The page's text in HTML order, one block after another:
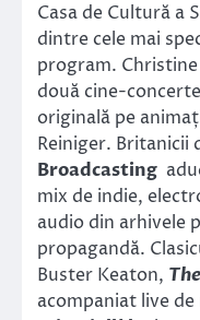
Casa de Cultură a
dintre cele mai
program.
două cine-concerte
originală pe
Reiniger. Britanicii
Broadcasting
mix de indie,
audio din arhivele
propagandă.
Buster Keaton,
acompaniat live